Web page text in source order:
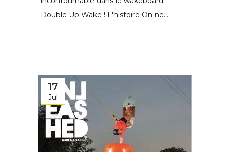
Double Up Wake ! L'histoire On ne...
17
Jul